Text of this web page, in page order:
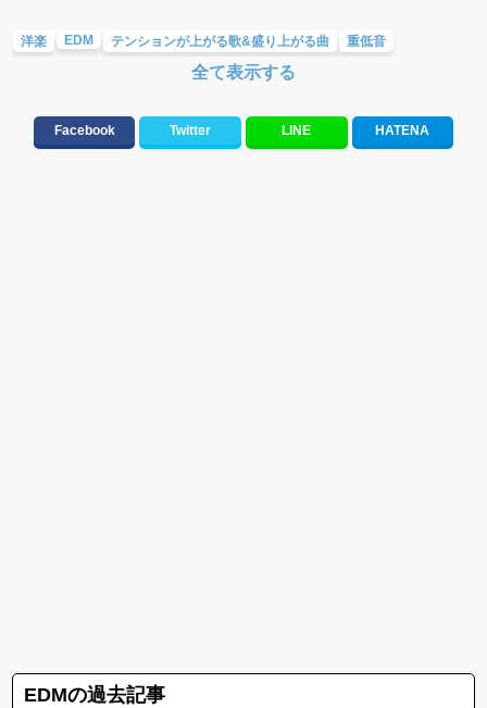
洋楽 EDM テンションが上がる歌&盛り上がる曲 重低音
全て表示する
Facebook Twitter LINE HATENA
EDMの過去記事